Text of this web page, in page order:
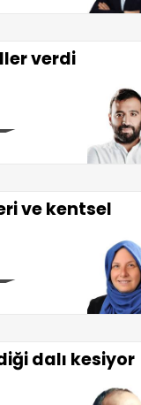
verdi
ve kentsel
dalı kesiyor